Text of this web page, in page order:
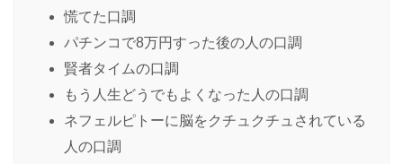
慌てた口調
パチンコで8万円すった後の人の口調
賢者タイムの口調
もう人生どうでもよくなった人の口調
ネフェルピトーに脳をクチュクチュされている
人の口調